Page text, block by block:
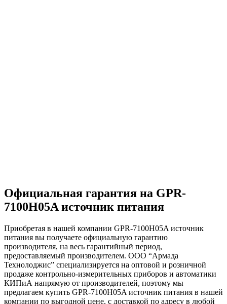
Официальная гарантия на GPR-
7100H05A источник питания
Приобретая в нашей компании GPR-7100H05A источник
питания вы получаете официальную гарантию
производителя, на весь гарантийный период,
предоставляемый производителем. ООО “Армада
Технолоджис” специализируется на оптовой и розничной
продаже контрольно-измерительных приборов и автоматики
КИПиА напрямую от производителей, поэтому мы
предлагаем купить GPR-7100H05A источник питания в нашей
компании по выгодной цене, с доставкой по адресу в любой